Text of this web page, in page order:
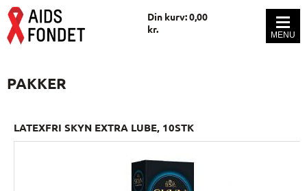
Din kurv: 0,00
kr.
PAKKER
LATEXFRI SKYN EXTRA LUBE, 10STK